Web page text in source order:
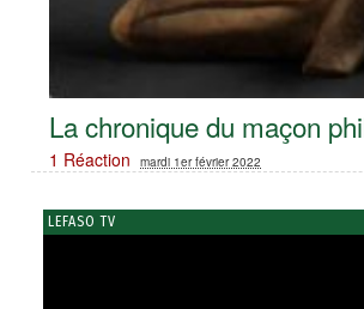
La chronique du maçon
1 Réaction mardi 1er février 2022
LEFASO TV